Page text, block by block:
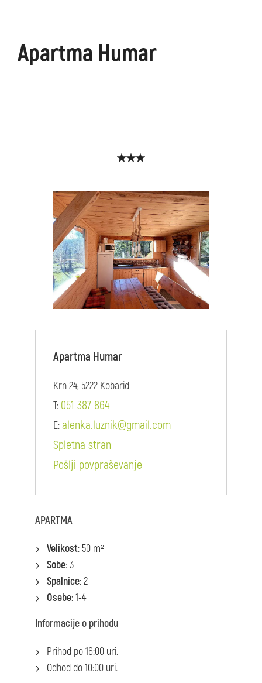
Apartma Humar
Apartma Humar
Krn 24, 5222 Kobarid
T: 051 387 864
E:alenka.luznik@gmail.com
Spletna stran
Pošlji povpraševanje
APARTMA
Velikost: 50 m²
Sobe: 3
Spalnice: 2
Osebe: 1-4
Informacije o prihodu
Prihod po 16:00 uri.
Odhod do 10:00 uri.